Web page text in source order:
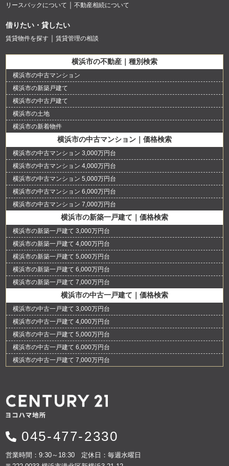
リースバックについて
不動産相続について
借りたい・貸したい
賃貸物件を探す 賃貸管理の相談
横浜市の不動産｜種別検索
横浜市の中古マンション
横浜市の新築戸建て
横浜市の中古戸建て
横浜市の土地
横浜市の新着物件
横浜市の中古マンション｜価格検索
横浜市の中古マンション 3,000万円台
横浜市の中古マンション 4,000万円台
横浜市の中古マンション 5,000万円台
横浜市の中古マンション 6,000万円台
横浜市の中古マンション 7,000万円台
横浜市の新築一戸建て｜価格検索
横浜市の新築一戸建て 3,000万円台
横浜市の新築一戸建て 4,000万円台
横浜市の新築一戸建て 5,000万円台
横浜市の新築一戸建て 6,000万円台
横浜市の新築一戸建て 7,000万円台
横浜市の中古一戸建て｜価格検索
横浜市の中古一戸建て 3,000万円台
横浜市の中古一戸建て 4,000万円台
横浜市の中古一戸建て 5,000万円台
横浜市の中古一戸建て 6,000万円台
横浜市の中古一戸建て 7,000万円台
045-477-2330
営業時間：9:30～18:30 定休日：毎週水曜日